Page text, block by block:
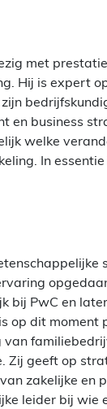
met
Hij is expert
en business
welke
In
bij PwC en
op dit moment
van
Zij geeft op
zakelijke en
leider bij wie